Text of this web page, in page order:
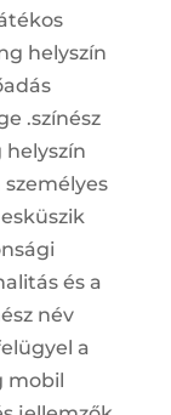
helyszín
.színész
és a
név
a
mobil